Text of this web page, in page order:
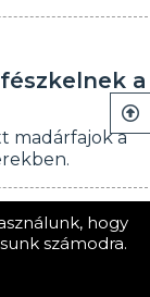
a
madárfajok a
be a túlzott
hogy
számodra.